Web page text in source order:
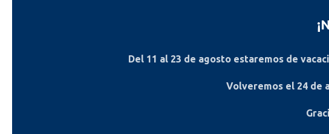
Del 11 al 23 de agosto estaremos de
Volveremos el 24 de